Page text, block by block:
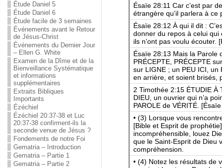
Étude Daniel 5
Étude Daniel 6
Étude facile de 3 semaines
Événements avant le Retour
de Jésus-Christ
Événements du Dernier Jour
– Ellen G. White
Examen de la Dîme et de la
Bienveillance Systématique
et informations
supplémentaires
Extraits Bibliques
Importants
Ézéchiel
Ézéchiel 20:37-38 et Luc
20:37-38 confirment-ils la
seconde venue de Jésus ?
Fondements de notre Foi
Gematria – Introduction
Gematria – Partie 1
Gematria – Partie 2
Ésaïe 28:11 Car c’est par
étrangère qu’il parlera à ce
Ésaïe 28:12 À qui il dit :
donner du repos à celui qui
ils n’ont pas voulu écouter.
Ésaïe 28:13 Mais la Parole
PRÉCEPTE, PRÉCEPTE
sur LIGNE ; un PEU ICI, un
en arrière, et soient brisés,
2 Timothée 2:15 ÉTUDIE À
DIEU, un ouvrier qui n’a
PAROLE de VÉRITÉ.
• (3) Lorsque vous
[Bible et Esprit de
incompréhensible, louez
que le Saint-Esprit de Dieu
compréhension.
• (4) Notez les résultats de